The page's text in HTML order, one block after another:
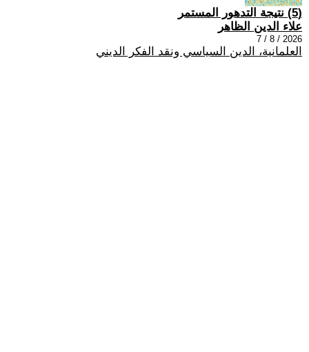
(5) نتيجة التدهور المستمر
علاء الدين الظاهر
2026 / 8 / 7
العلمانية، الدين السياسي ونقد الفكر الديني